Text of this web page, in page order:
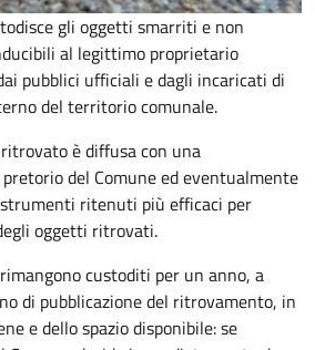
gli oggetti smarriti e non
al legittimo proprietario
pubblici ufficiali e dagli incaricati di
del territorio comunale.
è diffusa con una
del Comune ed eventualmente
ritenuti più efficaci per
oggetti ritrovati.
custoditi per un anno, a
di pubblicazione del ritrovamento, in
e dello spazio disponibile: se